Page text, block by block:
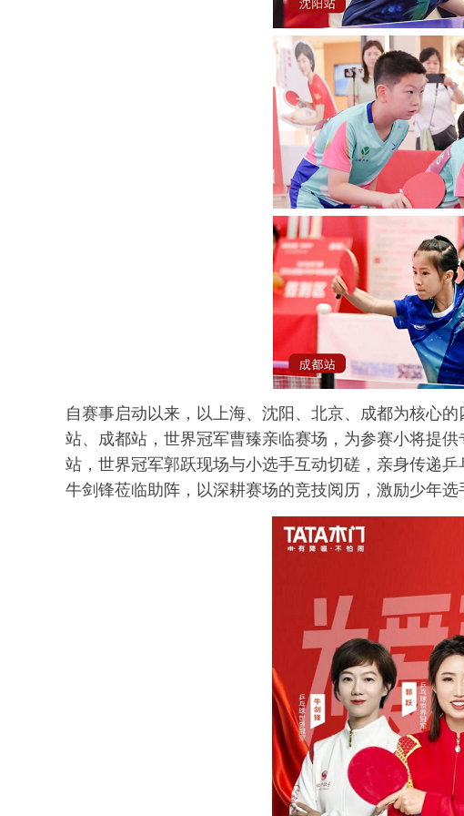
自赛事启动以来，以上海、沈阳、北京、成都为核心
站、成都站，世界冠军曹臻亲临赛场，为参赛小将提
站，世界冠军郭跃现场与小选手互动切磋，亲身传递
牛剑锋莅临助阵，以深耕赛场的竞技阅历，激励少年选